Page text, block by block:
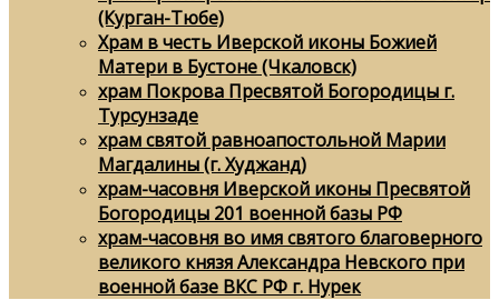
(Курган-Тюбе)
Храм в честь Иверской иконы Божией
Матери в Бустоне (Чкаловск)
храм Покрова Пресвятой Богородицы г.
Турсунзаде
храм святой равноапостольной Марии
Магдалины (г. Худжанд)
храм-часовня Иверской иконы Пресвятой
Богородицы 201 военной базы РФ
храм-часовня во имя святого благоверного
великого князя Александра Невского при
военной базе ВКС РФ г. Нурек